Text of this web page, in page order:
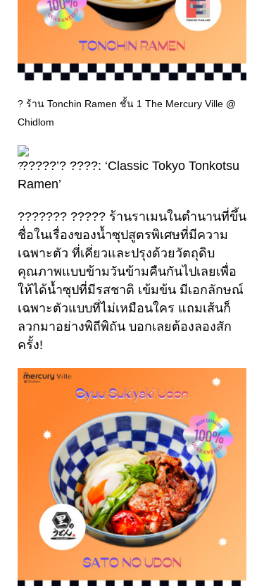
? ร้าน Tonchin Ramen ชั้น 1 The Mercury Ville @
Chidlom
?????’? ????: ‘Classic Tokyo Tonkotsu
Ramen’
??????? ????? ร้านราเมนในตำนานที่ขึ้น
ชื่อในเรื่องของน้ำซุปสูตรพิเศษที่มีความ
เฉพาะตัว ที่เคี่ยวและปรุงด้วยวัตถุดิบ
คุณภาพแบบข้ามวันข้ามคืนกันไปเลยเพื่อ
ให้ได้น้ำซุปที่มีรสชาติ เข้มข้น มีเอกลักษณ์
เฉพาะตัวแบบที่ไม่เหมือนใคร แถมเส้นก็
ลวกมาอย่างพิถีพิถัน บอกเลยต้องลองสัก
ครั้ง!